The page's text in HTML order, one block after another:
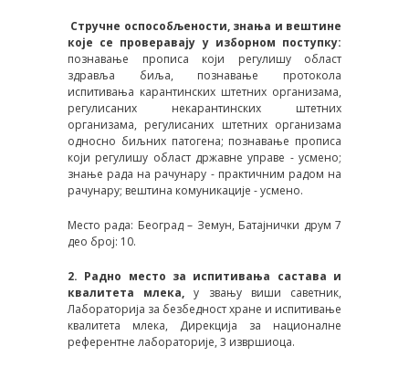
Стручне оспособљености, знања и вештине
које се проверавају у изборном поступку:
познавање прописа који регулишу област
здравља биља, познавање протокола
испитивања карантинских штетних организама,
регулисаних некарантинских штетних
организама, регулисаних штетних организама
односно биљних патогена; познавање прописа
који регулишу област државне управе - усмено;
знање рада на рачунару - практичним радом на
рачунару; вештина комуникације - усмено.
Место рада: Београд – Земун, Батајнички друм 7
део број: 10.
2. Радно место за испитивања састава и
квалитета млека, у звању виши саветник,
Лабораторија за безбедност хране и испитивање
квалитета млека, Дирекција за националне
референтне лабораторије, 3 извршиоца.